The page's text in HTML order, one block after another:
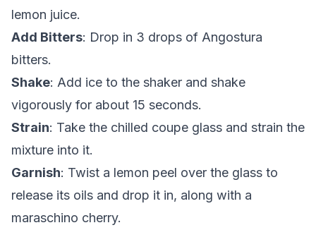
lemon juice.
Add Bitters: Drop in 3 drops of Angostura
bitters.
Shake: Add ice to the shaker and shake
vigorously for about 15 seconds.
Strain: Take the chilled coupe glass and strain the
mixture into it.
Garnish: Twist a lemon peel over the glass to
release its oils and drop it in, along with a
maraschino cherry.